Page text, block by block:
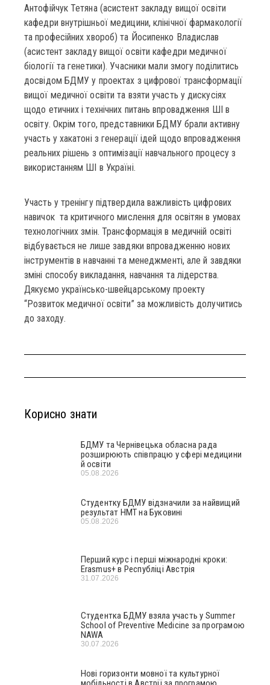
Антофійчук Тетяна (асистент закладу вищої освіти
кафедри внутрішньої медицини, клінічної фармакології
та професійних хвороб) та Йосипенко Владислав
(асистент закладу вищої освіти кафедри медичної
біології та генетики). Учасники мали змогу поділитись
досвідом БДМУ у проектах з цифрової трансформації
вищої медичної освіти та взяти участь у дискусіях
щодо етичних і технічних питань впровадження ШІ в
освіту. Окрім того, представники БДМУ брали активну
участь у хакатоні з генерації ідей щодо впровадження
реальних рішень з оптимізації навчального процесу з
використанням ШІ в Україні.
Участь у тренінгу підтвердила важливість цифрових
навичок та критичного мислення для освітян в умовах
технологічних змін. Трансформація в медичній освіті
відбувається не лише завдяки впровадженню нових
інструментів в навчанні та менеджменті, але й завдяки
зміні способу викладання, навчання та лідерства.
Дякуємо українсько-швейцарському проекту
“Розвиток медичної освіти” за можливість долучитись
до заходу.
Корисно знати
БДМУ та Чернівецька обласна рада
розширюють співпрацю у сфері медицини
й освіти
05.08.2026
Студентку БДМУ відзначили за найвищий
результат НМТ на Буковині
05.08.2026
Перший курс і перші міжнародні кроки:
Erasmus+ в Республіці Австрія
31.07.2026
Студентка БДМУ взяла участь у Summer
School of Preventive Medicine за програмою
NAWA
30.07.2026
Нові горизонти мовної та культурної